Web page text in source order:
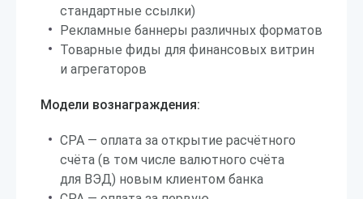
стандартные ссылки)
Рекламные баннеры различных форматов
Товарные фиды для финансовых витрин
и агрегаторов
Модели вознаграждения:
CPA — оплата за открытие расчётного
счёта (в том числе валютного счёта
для ВЭД) новым клиентом банка